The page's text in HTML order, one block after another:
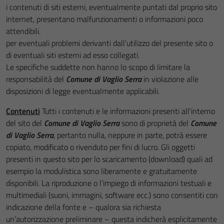
i contenuti di siti esterni, eventualmente puntati dal proprio sito
internet, presentano malfunzionamenti o informazioni poco
attendibili.
per eventuali problemi derivanti dall’utilizzo del presente sito o
di eventuali siti esterni ad esso collegati.
Le specifiche suddette non hanno lo scopo di limitare la
responsabilità del Comune di Vaglio Serrain violazione alle
disposizioni di legge eventualmente applicabili.
Contenuti Tutti i contenuti e le informazioni presenti all’interno
del sito del Comune di Vaglio Serrasono di proprietà del Comune
di Vaglio Serra, pertanto nulla, neppure in parte, potrà essere
copiato, modificato o rivenduto per fini di lucro. Gli oggetti
presenti in questo sito per lo scaricamento (download) quali ad
esempio la modulistica sono liberamente e gratuitamente
disponibili. La riproduzione o l’impiego di informazioni testuali e
multimediali (suoni, immagini, software ecc.) sono consentiti con
indicazione della fonte e – qualora sia richiesta
un’autorizzazione preliminare – questa indicherà esplicitamente